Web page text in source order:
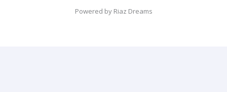
Powered by Riaz Dreams